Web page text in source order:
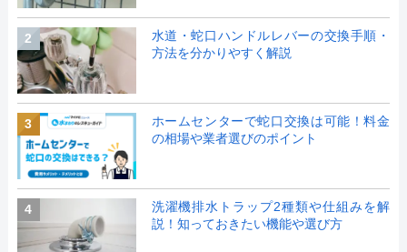
2
水道・蛇口ハンドルレバーの交換手順・
方法を分かりやすく解説
3
ホームセンターで蛇口交換は可能！料金
の相場や業者選びのポイント
4
洗濯機排水トラップ2種類や仕組みを解
説！知っておきたい機能や選び方